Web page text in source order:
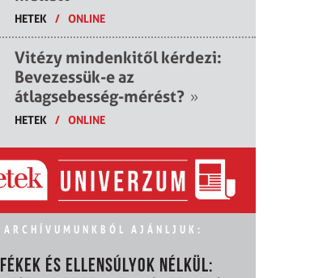
HETEK / ONLINE
Vitézy mindenkitől kérdezi:
Bevezessük-e az
átlagsebesség-mérést? »
HETEK / ONLINE
ARCHÍVUMUNKBÓL AJÁNLJUK:
FÉKEK ÉS ELLENSÚLYOK NÉLKÜL: